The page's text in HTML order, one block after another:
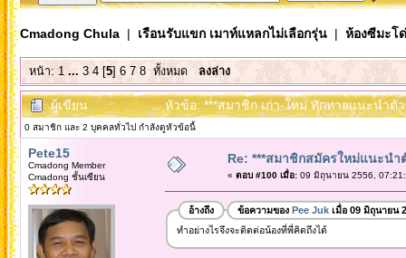
Cmadong Chula| เรือนรับแขก เมาท์แหลกไม่เลือกรุ่น| ห้องซีมะโ
หน้า:1 ... 3 4[5] 6 7 8 ทั้งหมด ลงล่าง
ผู้เขียน หัวข้อ: ***สมาชิก เก่า-ใหม่ ทักทายแนะนำตั
0 สมาชิก และ 2 บุคคลทั่วไป กำลังดูหัวข้อนี้
Pete15
Cmadong Member
Cmadong ชั้นเซียน
Re: ***สมาชิกสมัครใหม่แนะนำ
« ตอบ #100 เมื่อ:09 มิถุนายน 2556,
อ้างถึง ข้อความของ Pee Jukเมื่อ 09 มิถุนายน
ทำอย่างไรจึงจะติดต่อน้องที่พี่คิดถึงได้